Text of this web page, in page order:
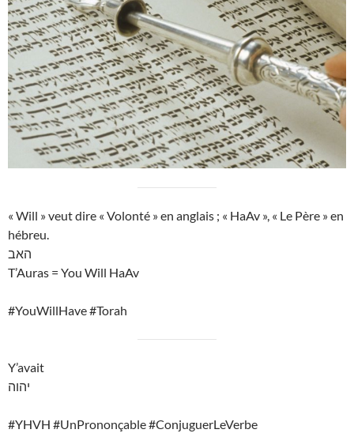
« Will » veut dire « Volonté » en anglais ; « HaAv », « Le Père » en
hébreu.
האב
T’Auras = You Will HaAv
#YouWillHave #Torah
Y’avait
יהוה
#YHVH #UnPrononçable #ConjuguerLeVerbe